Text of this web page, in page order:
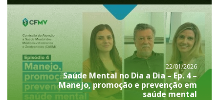
22/01/2026
Saúde Mental no Dia a Dia – Ep. 4 –
Manejo, promoção e prevenção em
saúde mental